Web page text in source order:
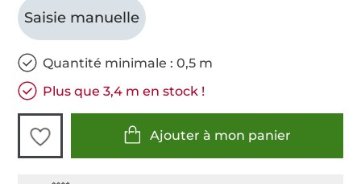
Saisie manuelle
Quantité minimale : 0,5 m
Plus que 3,4 m en stock !
Ajouter à mon panier